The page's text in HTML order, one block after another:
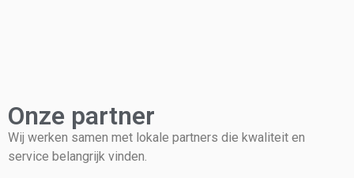
Onze partner
Wij werken samen met lokale partners die kwaliteit en
service belangrijk vinden.